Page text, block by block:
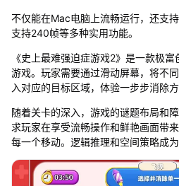
不仅能在Mac电脑上流畅运行，还支
支持240帧等多种实用功能。
《史上最难强迫症游戏2》是一款极
游戏。玩家需要通过滑动屏幕，将不
入对应的目标区域，体验一步步消除方
随着关卡的深入，游戏的谜题布局和
求玩家在享受流畅操作和鲜艳画面带
每一个移动。逻辑推理和空间策略成为